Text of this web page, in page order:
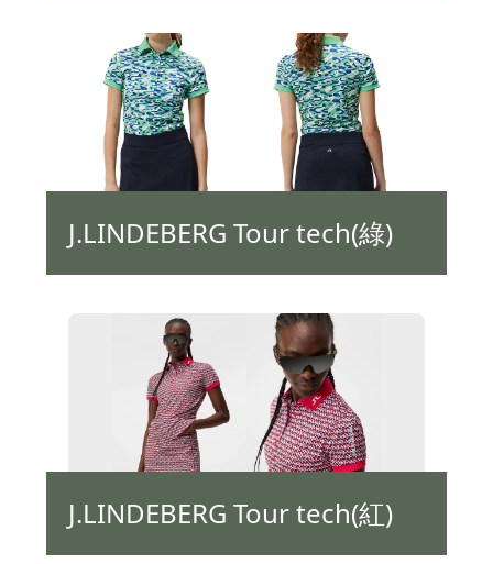
J.LINDEBERG Tour tech(綠)
J.LINDEBERG Tour tech(紅)